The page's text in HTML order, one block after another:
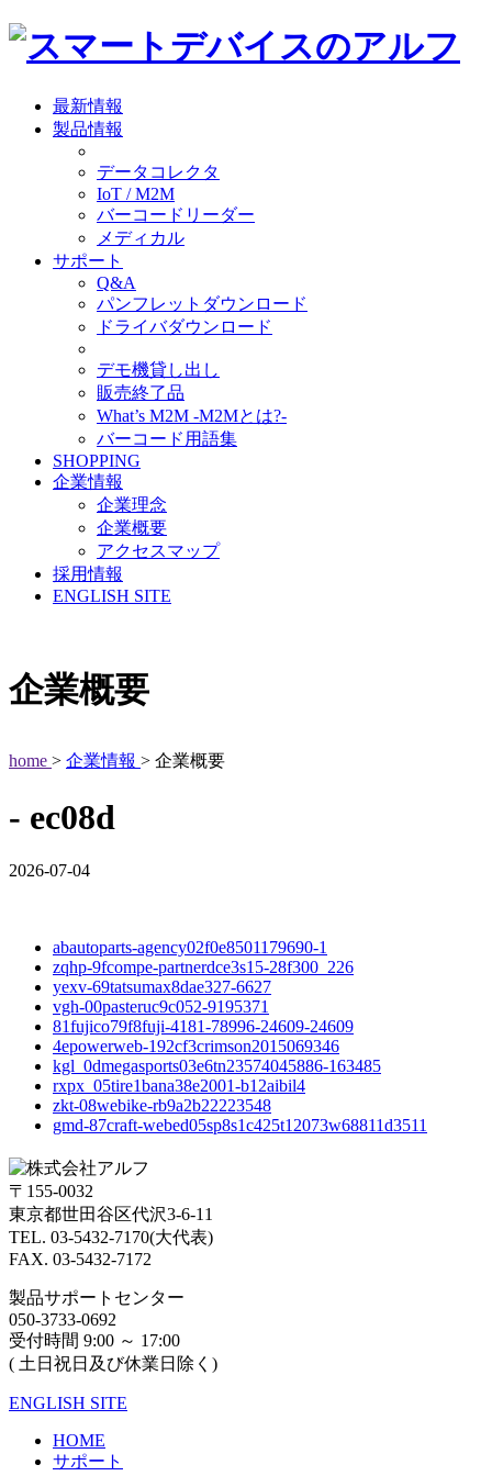
最新情報
製品情報
データコレクタ
IoT / M2M
バーコードリーダー
メディカル
サポート
Q&A
パンフレットダウンロード
ドライバダウンロード
デモ機貸し出し
販売終了品
What’s M2M -M2Mとは?-
バーコード用語集
SHOPPING
企業情報
企業理念
企業概要
アクセスマップ
採用情報
ENGLISH SITE
企業概要
home > 企業情報 > 企業概要
- ec08d
2026-07-04
abautoparts-agency02f0e8501179690-1
zqhp-9fcompe-partnerdce3s15-28f300_226
yexv-69tatsumax8dae327-6627
vgh-00pasteruc9c052-9195371
81fujico79f8fuji-4181-78996-24609-24609
4epowerweb-192cf3crimson2015069346
kgl_0dmegasports03e6tn23574045886-163485
rxpx_05tire1bana38e2001-b12aibil4
zkt-08webike-rb9a2b22223548
gmd-87craft-webed05sp8s1c425t12073w68811d3511
〒155-0032
東京都世田谷区代沢3-6-11
TEL. 03-5432-7170(大代表)
FAX. 03-5432-7172
製品サポートセンター
050-3733-0692
受付時間 9:00 ～ 17:00
( 土日祝日及び休業日除く)
ENGLISH SITE
HOME
サポート